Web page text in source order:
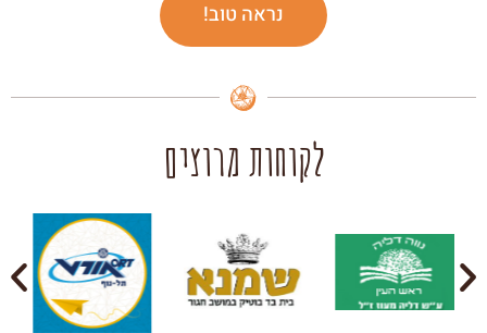
נראה טוב!
לקוחות מרוצים